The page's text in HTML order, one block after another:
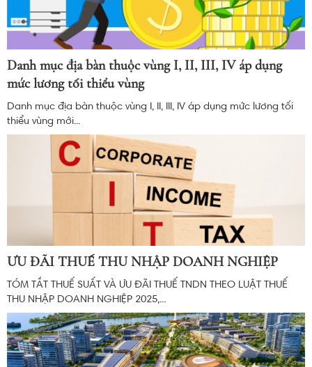
Danh mục địa bàn thuộc vùng I, II, III, IV áp dụng
mức lương tối thiểu vùng
Danh mục địa bàn thuộc vùng I, II, III, IV áp dụng mức lương tối
thiểu vùng mới...
ƯU ĐÃI THUẾ THU NHẬP DOANH NGHIỆP
TÓM TẮT THUẾ SUẤT VÀ ƯU ĐÃI THUẾ TNDN THEO LUẬT THUẾ
THU NHẬP DOANH NGHIỆP 2025,...